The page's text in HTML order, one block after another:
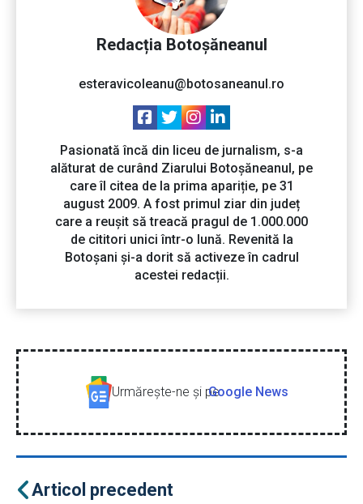
Redacția Botoșăneanul
esteravicoleanu@botosaneanul.ro
Pasionată încă din liceu de jurnalism, s-a
alăturat de curând Ziarului Botoșăneanul, pe
care îl citea de la prima apariție, pe 31
august 2009. A fost primul ziar din județ
care a reușit să treacă pragul de 1.000.000
de cititori unici într-o lună. Revenită la
Botoșani și-a dorit să activeze în cadrul
acestei redacții.
Urmăreşte-ne şi peGoogle News
Articol precedent